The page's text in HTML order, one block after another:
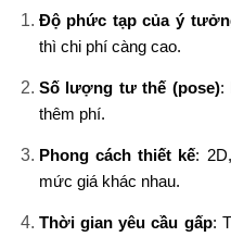
Độ phức tạp của ý
thì chi phí càng cao.
Số lượng tư thế (pose):
thêm phí.
Phong cách thiết kế: 2D,
mức giá khác nhau.
Thời gian yêu cầu gấp: